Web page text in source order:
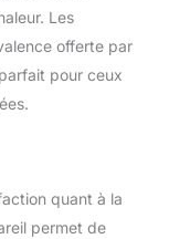
Les
offerte par
pour ceux
quant à la
permet de